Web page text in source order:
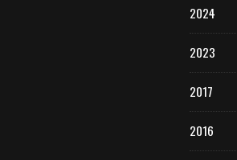
2024
2023
2017
2016